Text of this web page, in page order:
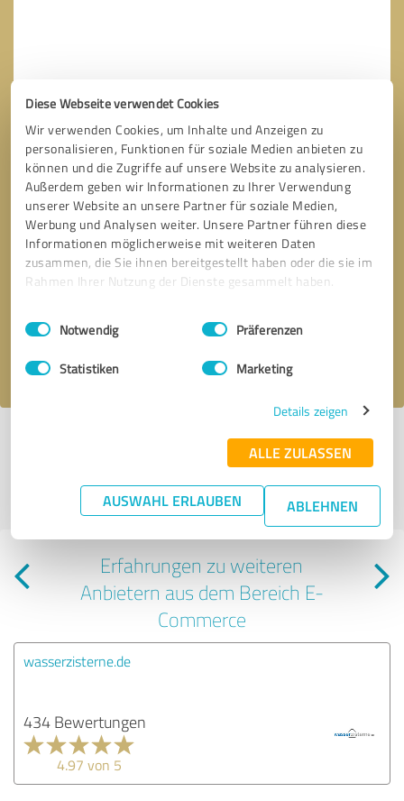
Diese Webseite verwendet Cookies
Wir verwenden Cookies, um Inhalte und Anzeigen zu
personalisieren, Funktionen für soziale Medien anbieten zu
können und die Zugriffe auf unsere Website zu analysieren.
Außerdem geben wir Informationen zu Ihrer Verwendung
unserer Website an unsere Partner für soziale Medien,
Werbung und Analysen weiter. Unsere Partner führen diese
Informationen möglicherweise mit weiteren Daten
zusammen, die Sie ihnen bereitgestellt haben oder die sie im
Rahmen Ihrer Nutzung der Dienste gesammelt haben.
Impressum Datenschutzbestimmungen
Einwilligungsauswahl
Notwendig Präferenzen
Statistiken Marketing
Details zeigen
ALLE ZULASSEN
AUSWAHL ERLAUBEN ABLEHNEN
Bitte um Rückruf * Erforderliche Angaben
Ich stimme den Datenschutzbestimmungen zu.
Alle Bewertungen und Erfahrungen zu Tafelsilber Kontor GmbH sind
subjektive Meinungen der Verfasser | Für den Inhalt der Seite ist der
| Es werden nur die vom Profilinhaber
veröffentlichten Bewertungen der letzten 24 Monate angezeigt | Profil
aktiv seit 16.02.2024 |Letzte Aktualisierung: 23.05.2026|Profil melden
Erfahrungen zu weiteren
Anbietern aus dem Bereich E-
Commerce
wasserzisterne.de
434 Bewertungen
4.97 von 5